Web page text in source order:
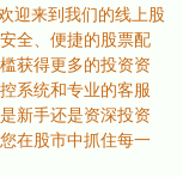
迎来到我们的线上股
全、便捷的股票配
获得更多的投资资
系统和专业的客服
新手还是资深投资
在股市中抓住每一